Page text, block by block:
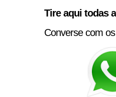
Tire aqui todas
Converse com